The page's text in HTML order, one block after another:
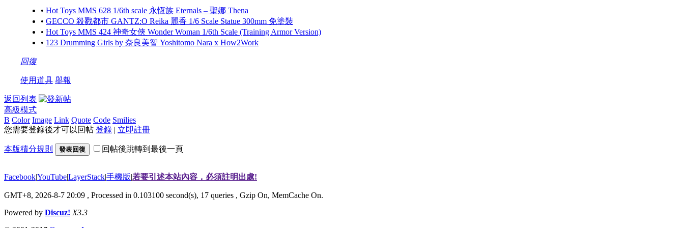
• Hot Toys MMS 628 1/6th scale 永恆族 Eternals – 聖娜 Thena
• GECCO 殺戮都市 GANTZ:O Reika 麗香 1/6 Scale Statue 300mm 免塗裝
• Hot Toys MMS 424 神奇女俠 Wonder Woman 1/6th Scale (Training Armor Version)
• 123 Drumming Girls by 奈良美智 Yoshitomo Nara x How2Work
回復
使用道具 舉報
返回列表
高級模式
B Color Image Link Quote Code Smilies
您需要登錄後才可以回帖 登錄 | 立即註冊
本版積分規則 發表回復 回帖後跳轉到最後一頁
Facebook|YouTube|LayerStack|手機版|若要引述本站內容，必須註明出處!
GMT+8, 2026-8-7 20:09 , Processed in 0.103100 second(s), 17 queries , Gzip On, MemCache On.
Powered by Discuz! X3.3